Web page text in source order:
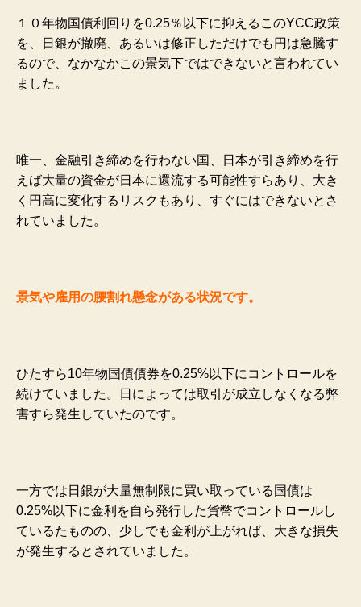
１０年物国債利回りを0.25％以下に抑えるこのYCC政策
を、日銀が撤廃、あるいは修正しただけでも円は急騰す
るので、なかなかこの景気下ではできないと言われてい
ました。
唯一、金融引き締めを行わない国、日本が引き締めを行
えば大量の資金が日本に還流する可能性すらあり、大き
く円高に変化するリスクもあり、すぐにはできないとさ
れていました。
景気や雇用の腰割れ懸念がある状況です。
ひたすら10年物国債債券を0.25%以下にコントロールを
続けていました。日によっては取引が成立しなくなる弊
害すら発生していたのです。
一方では日銀が大量無制限に買い取っている国債は
0.25%以下に金利を自ら発行した貨幣でコントロールし
ているたものの、少しでも金利が上がれば、大きな損失
が発生するとされていました。